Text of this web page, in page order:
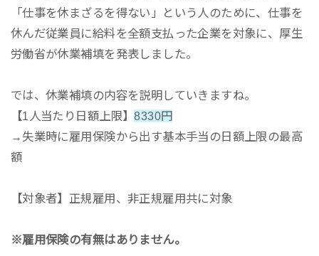
「仕事を休まざるを得ない」という人のために、仕事を
休んだ従業員に給料を全額支払った企業を対象に、厚生
労働省が休業補填を発表しました。
では、休業補填の内容を説明していきますね。
【1人当たり日額上限】8330円
→失業時に雇用保険から出す基本手当の日額上限の最高
額
【対象者】正規雇用、非正規雇用共に対象
※雇用保険の有無はありません。